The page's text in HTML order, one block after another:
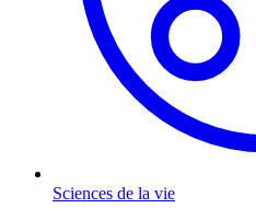
Sciences de la vie